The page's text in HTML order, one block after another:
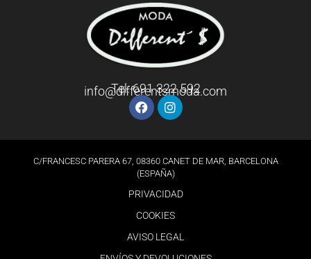
Tel: 691 322 592
info@differentsmoda.com
C/FRANCESC PARERA 67, 08360 CANET DE MAR, BARCELONA
(ESPAÑA)
PRIVACIDAD
COOKIES
AVISO LEGAL